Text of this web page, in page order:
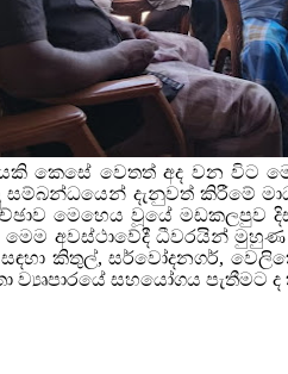
කෙසේ වෙතත් අද වන විට
දැනුවත් කිරීමේ
මෙහෙය වූයේ
අවස්ථාවේදී ධීවරයින්
සඳහා කිතුල්, සර්වෝදනගර්,
ව්‍යෘපාරයේ සහයෝගය පැතීමට